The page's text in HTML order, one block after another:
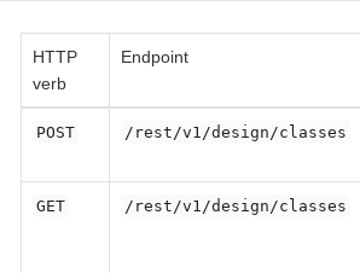
HTTP
verb
Endpoint
POST /rest/v1/design/classes
GET /rest/v1/design/classes